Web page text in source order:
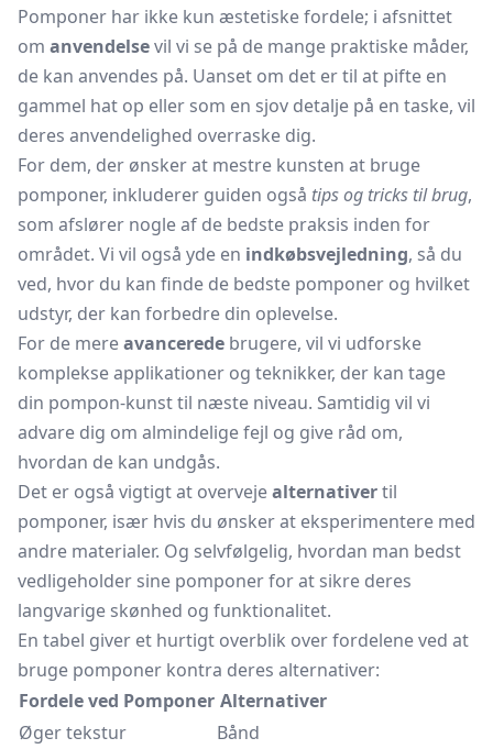
Pomponer har ikke kun æstetiske fordele; i afsnittet
om anvendelsevil vi se på de mange praktiske måder,
de kan anvendes på. Uanset om det er til at pifte en
gammel hat op eller som en sjov detalje på en taske, vil
deres anvendelighed overraske dig.
For dem, der ønsker at mestre kunsten at bruge
pomponer, inkluderer guiden også tips og tricks til brug,
som afslører nogle af de bedste praksis inden for
området. Vi vil også yde en indkøbsvejledning, så du
ved, hvor du kan finde de bedste pomponer og hvilket
udstyr, der kan forbedre din oplevelse.
For de mereavancerede brugere, vil vi udforske
komplekse applikationer og teknikker, der kan tage
din pompon-kunst til næste niveau. Samtidig vil vi
advare dig om almindelige fejl og give råd om,
hvordan de kan undgås.
Det er også vigtigt at overvejealternativertil
pomponer, især hvis du ønsker at eksperimentere med
andre materialer. Og selvfølgelig, hvordan man bedst
vedligeholder sine pomponer for at sikre deres
langvarige skønhed og funktionalitet.
En tabel giver et hurtigt overblik over fordelene ved at
bruge pomponer kontra deres alternativer:
Fordele ved Pomponer Alternativer
Øger tekstur
Bånd